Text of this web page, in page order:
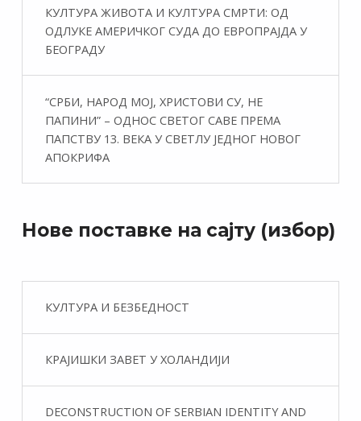
КУЛТУРА ЖИВОТА И КУЛТУРА СМРТИ: ОД
ОДЛУКЕ АМЕРИЧКОГ СУДА ДО ЕВРОПРАЈДА У
БЕОГРАДУ
“СРБИ, НАРОД МОЈ, ХРИСТОВИ СУ, НЕ
ПАПИНИ” – ОДНОС СВЕТОГ САВЕ ПРЕМА
ПАПСТВУ 13. ВЕКА У СВЕТЛУ ЈЕДНОГ НОВОГ
АПОКРИФА
Нове поставке на сајту (избор)
КУЛТУРА И БЕЗБЕДНОСТ
КРАЈИШКИ ЗАВЕТ У ХОЛАНДИЈИ
DECONSTRUCTION OF SERBIAN IDENTITY AND